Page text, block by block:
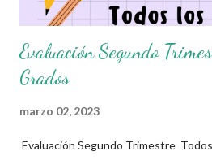
Evaluación Segundo
Grados
marzo 02, 2023
Evaluación Segundo Trimestre